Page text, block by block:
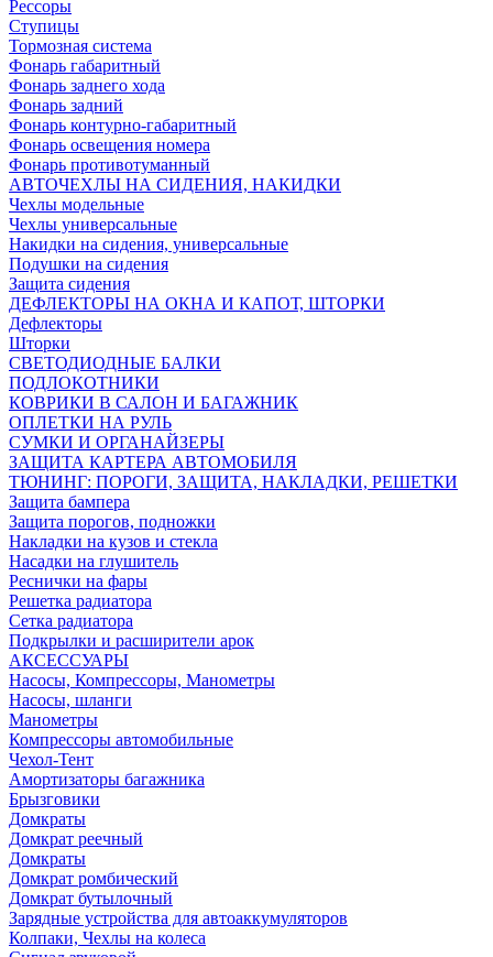
Рессоры
Ступицы
Тормозная система
Фонарь габаритный
Фонарь заднего хода
Фонарь задний
Фонарь контурно-габаритный
Фонарь освещения номера
Фонарь противотуманный
АВТОЧЕХЛЫ НА СИДЕНИЯ, НАКИДКИ
Чехлы модельные
Чехлы универсальные
Накидки на сидения, универсальные
Подушки на сидения
Защита сидения
ДЕФЛЕКТОРЫ НА ОКНА И КАПОТ, ШТОРКИ
Дефлекторы
Шторки
СВЕТОДИОДНЫЕ БАЛКИ
ПОДЛОКОТНИКИ
КОВРИКИ В САЛОН И БАГАЖНИК
ОПЛЕТКИ НА РУЛЬ
СУМКИ И ОРГАНАЙЗЕРЫ
ЗАЩИТА КАРТЕРА АВТОМОБИЛЯ
ТЮНИНГ: ПОРОГИ, ЗАЩИТА, НАКЛАДКИ, РЕШЕТКИ
Защита бампера
Защита порогов, подножки
Накладки на кузов и стекла
Насадки на глушитель
Реснички на фары
Решетка радиатора
Сетка радиатора
Подкрылки и расширители арок
АКСЕССУАРЫ
Насосы, Компрессоры, Манометры
Насосы, шланги
Манометры
Компрессоры автомобильные
Чехол-Тент
Амортизаторы багажника
Брызговики
Домкраты
Домкрат реечный
Домкраты
Домкрат ромбический
Домкрат бутылочный
Зарядные устройства для автоаккумуляторов
Колпаки, Чехлы на колеса